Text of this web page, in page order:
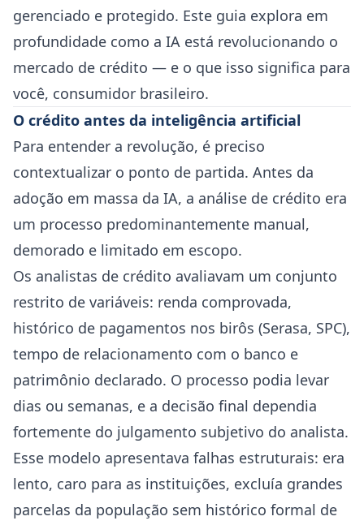
gerenciado e protegido. Este guia explora em
profundidade como a IA está revolucionando o
mercado de crédito — e o que isso significa para
você, consumidor brasileiro.
O crédito antes da inteligência artificial
Para entender a revolução, é preciso
contextualizar o ponto de partida. Antes da
adoção em massa da IA, a análise de crédito era
um processo predominantemente manual,
demorado e limitado em escopo.
Os analistas de crédito avaliavam um conjunto
restrito de variáveis: renda comprovada,
histórico de pagamentos nos birôs (Serasa, SPC),
tempo de relacionamento com o banco e
patrimônio declarado. O processo podia levar
dias ou semanas, e a decisão final dependia
fortemente do julgamento subjetivo do analista.
Esse modelo apresentava falhas estruturais: era
lento, caro para as instituições, excluía grandes
parcelas da população sem histórico formal de